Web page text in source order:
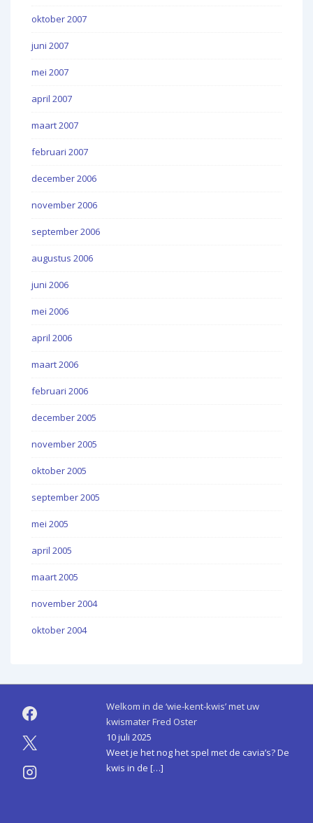
oktober 2007
juni 2007
mei 2007
april 2007
maart 2007
februari 2007
december 2006
november 2006
september 2006
augustus 2006
juni 2006
mei 2006
april 2006
maart 2006
februari 2006
december 2005
november 2005
oktober 2005
september 2005
mei 2005
april 2005
maart 2005
november 2004
oktober 2004
Welkom in de ‘wie-kent-kwis’ met uw
kwismater Fred Oster
10 juli 2025
Weet je het nog het spel met de cavia’s? De
kwis in de […]